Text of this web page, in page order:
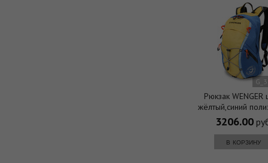
Рюкзак WENGER
жёлтый,синий
24x15x39 см
3206.00
в корзину